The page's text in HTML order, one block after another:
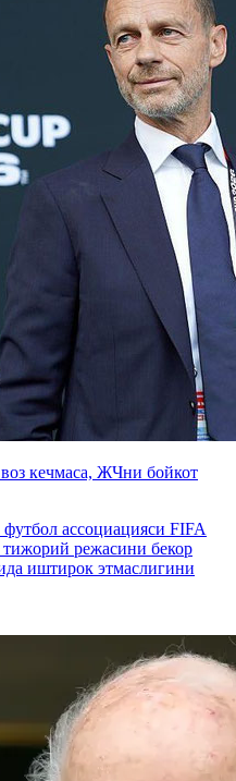
кечмаса, ЖЧни бойкот
ассоциацияси FIFA
режасини бекор
иштирок этмаслигини